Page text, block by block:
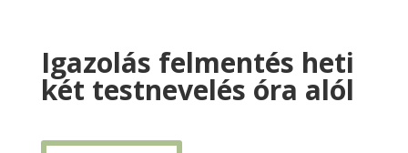
Igazolás felmentés heti
két testnevelés óra alól